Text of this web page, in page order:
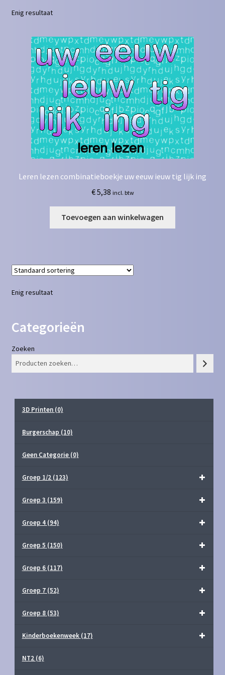
Contact
Homepagina
Mijn account
Privacy Policy
Winkelmand
Winkel
Enig resultaat
Leren lezen combinatieboekje uw eeuw ieuw tig lijk ing
€5,38 incl. btw
Toevoegen aan winkelwagen
Enig resultaat
Categorieën
Zoeken
3D Printen (0)
Burgerschap (10)
Geen Categorie (0)
Groep 1/2 (123)
Groep 3 (159)
Groep 4 (94)
Groep 5 (150)
Groep 6 (117)
Groep 7 (52)
Groep 8 (53)
Kinderboekenweek (17)
NT2 (6)